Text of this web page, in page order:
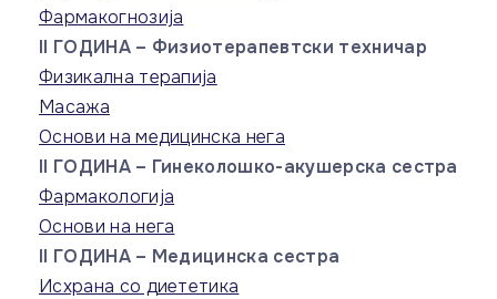
Фармакогнозија
II ГОДИНА – Физиотерапевтски техничар
Физикална терапија
Масажа
Основи на медицинска нега
II ГОДИНА – Гинеколошко-акушерска сестра
Фармакологија
Основи на нега
II ГОДИНА – Медицинска сестра
Исхрана со диететика